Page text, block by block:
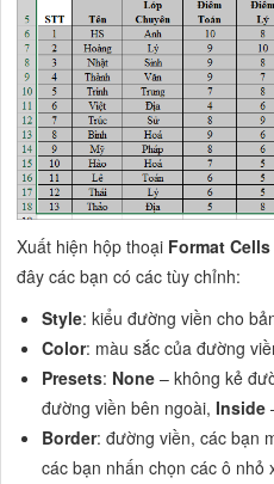
Xuất hiện hộp thoại Format Cells
đây các bạn có các tùy chỉnh:
Style: kiểu đường viền cho
Color: màu sắc của đường
Presets: None– không kẻ
đường viền bên ngoài,Inside
Border: đường viền, các bạn
các bạn nhấn chọn các ô nhỏ